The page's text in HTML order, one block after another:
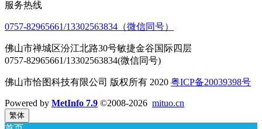
服务热线
0757-82965661/13302563834（微信同号）
佛山市禅城区汾江北路30号敏捷金谷国际四层
0757-82965661/13302563834(微信同号)
佛山市恰图科技有限公司 版权所有 2020 粤ICP备20039398号
Powered by MetInfo 7.9 ©2008-2026 mituo.cn
繁体